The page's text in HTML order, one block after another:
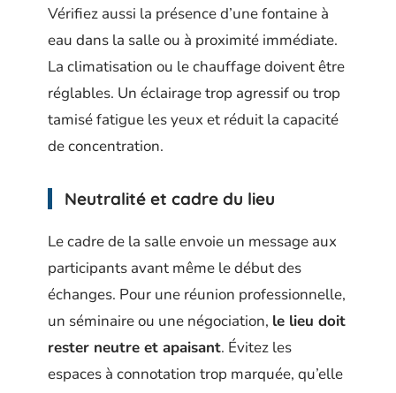
Vérifiez aussi la présence d’une fontaine à
eau dans la salle ou à proximité immédiate.
La climatisation ou le chauffage doivent être
réglables. Un éclairage trop agressif ou trop
tamisé fatigue les yeux et réduit la capacité
de concentration.
Neutralité et cadre du lieu
Le cadre de la salle envoie un message aux
participants avant même le début des
échanges. Pour une réunion professionnelle,
un séminaire ou une négociation, le lieu doit
rester neutre et apaisant. Évitez les
espaces à connotation trop marquée, qu’elle